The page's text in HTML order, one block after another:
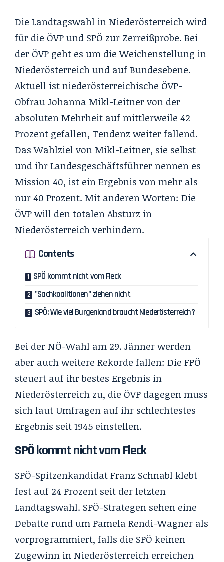
Die Landtagswahl in Niederösterreich wird
für die ÖVP und SPÖ zur Zerreißprobe. Bei
der ÖVP geht es um die Weichenstellung in
Niederösterreich und auf Bundesebene.
Aktuell ist niederösterreichische ÖVP-
Obfrau Johanna Mikl-Leitner von der
absoluten Mehrheit auf mittlerweile 42
Prozent gefallen, Tendenz weiter fallend.
Das Wahlziel von Mikl-Leitner, sie selbst
und ihr Landesgeschäftsführer nennen es
Mission 40, ist ein Ergebnis von mehr als
nur 40 Prozent. Mit anderen Worten: Die
ÖVP will den totalen Absturz in
Niederösterreich verhindern.
Contents
SPÖ kommt nicht vom Fleck
"Sachkoalitionen" ziehen nicht
SPÖ: Wie viel Burgenland braucht Niederösterreich?
Bei der NÖ-Wahl am 29. Jänner werden
aber auch weitere Rekorde fallen: Die FPÖ
steuert auf ihr bestes Ergebnis in
Niederösterreich zu, die ÖVP dagegen muss
sich laut Umfragen auf ihr schlechtestes
Ergebnis seit 1945 einstellen.
SPÖ kommt nicht vom Fleck
SPÖ-Spitzenkandidat Franz Schnabl klebt
fest auf 24 Prozent seit der letzten
Landtagswahl. SPÖ-Strategen sehen eine
Debatte rund um Pamela Rendi-Wagner als
vorprogrammiert, falls die SPÖ keinen
Zugewinn in Niederösterreich erreichen